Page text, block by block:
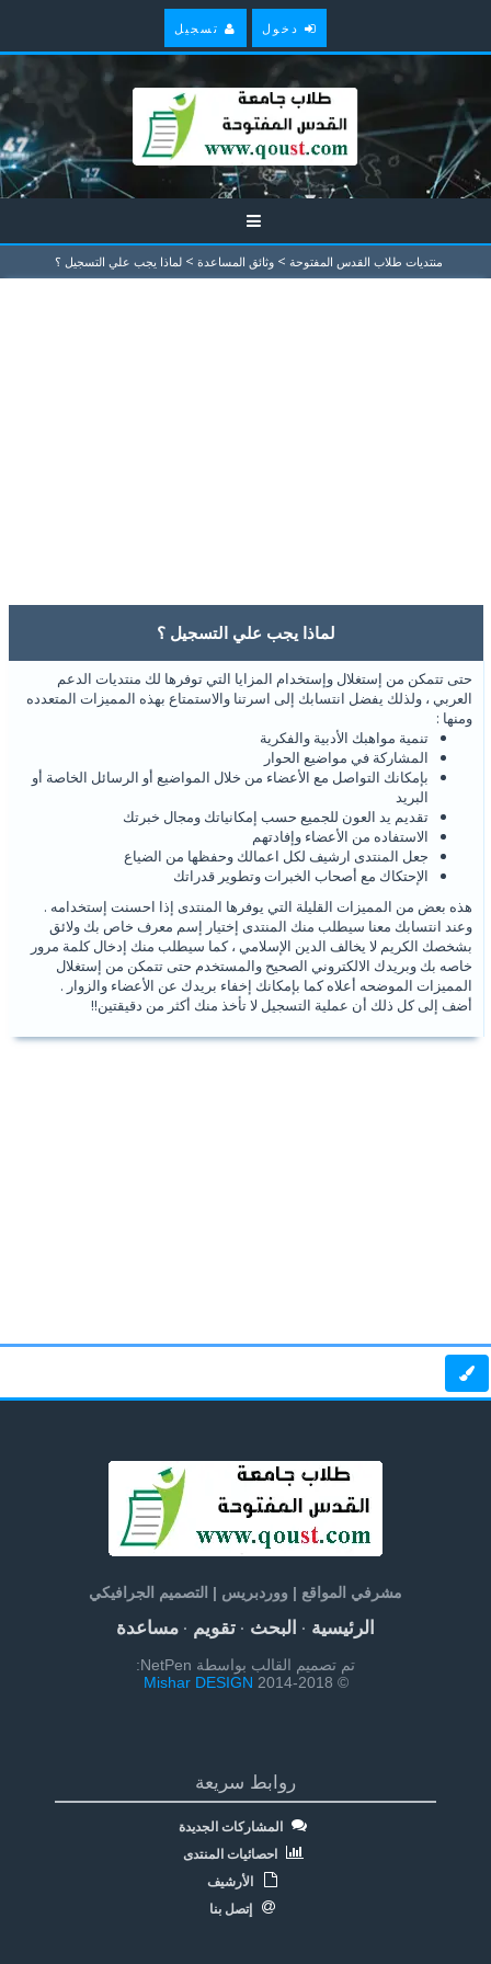
دخول تسجيل
منتديات طلاب القدس المفتوحة > وثائق المساعدة > لماذا يجب علي التسجيل ؟
لماذا يجب علي التسجيل ؟
حتى تتمكن من إستغلال وإستخدام المزايا التي توفرها لك منتديات الدعم
العربي ، ولذلك يفضل انتسابك إلى اسرتنا والاستمتاع بهذه المميزات المتعدده
ومنها :
تنمية مواهبك الأدبية والفكرية
المشاركة في مواضيع الحوار
بإمكانك التواصل مع الأعضاء من خلال المواضيع أو الرسائل الخاصة أو
البريد
تقديم يد العون للجميع حسب إمكانياتك ومجال خبرتك
الاستفاده من الأعضاء وإفادتهم
جعل المنتدى ارشيف لكل اعمالك وحفظها من الضياع
الإحتكاك مع أصحاب الخبرات وتطوير قدراتك
هذه بعض من المميزات القليلة التي يوفرها المنتدى إذا احسنت إستخدامه .
وعند انتسابك معنا سيطلب منك المنتدى إختيار إسم معرف خاص بك ولائق
بشخصك الكريم لا يخالف الدين الإسلامي ، كما سيطلب منك إدخال كلمة مرور
خاصه بك وبريدك الالكتروني الصحيح والمستخدم حتى تتمكن من إستغلال
المميزات الموضحه أعلاه كما بإمكانك إخفاء بريدك عن الأعضاء والزوار .
أضف إلى كل ذلك أن عملية التسجيل لا تأخذ منك أكثر من دقيقتين!!
مشرفي المواقع | ووردبريس | التصميم الجرافيكي
الرئيسية· البحث· تقويم· مساعدة
تم تصميم القالب بواسطة NetPen:
© 2014-2018
Mishar DESIGN
روابط سريعة
المشاركات الجديدة
احصائيات المنتدى
الأرشيف
إتصل بنا